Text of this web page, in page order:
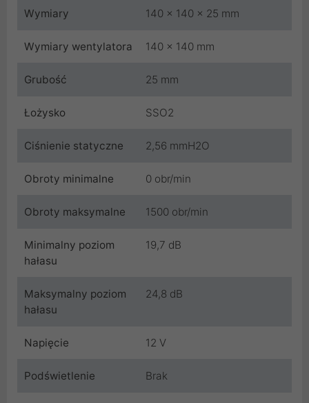
Wymiary 140 x 140 x 25 mm
Wymiary wentylatora 140 x 140 mm
Grubość 25 mm
Łożysko SSO2
Ciśnienie statyczne 2,56 mmH2O
Obroty minimalne 0 obr/min
Obroty maksymalne 1500 obr/min
Minimalny poziom
hałasu
19,7 dB
Maksymalny poziom
hałasu
24,8 dB
Napięcie 12 V
Podświetlenie Brak